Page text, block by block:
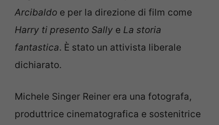
Arcibaldo e per la direzione di film come
Harry ti presento Sally e La storia
fantastica. È stato un attivista liberale
dichiarato.
Michele Singer Reiner era una fotografa,
produttrice cinematografica e sostenitrice